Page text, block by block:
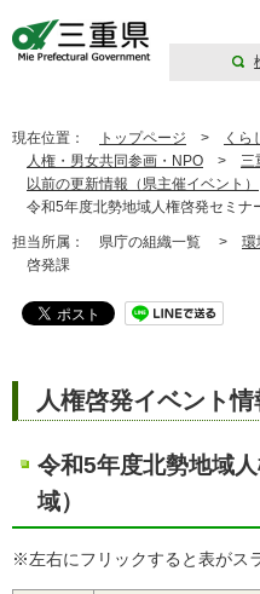
現在位置： トップページ > くら
人権・男女共同参画・NPO > 三
以前の更新情報（県主催イベント）
令和5年度北勢地域人権啓発セミナ
担当所属： 県庁の組織一覧 > 環
啓発課
人権啓発イベント
令和5年度北勢地域
域）
※左右にフリックすると表がス